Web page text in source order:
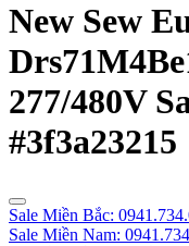
New Sew
277/480V
#3f3a23215
Sale Miền Bắc:
Sale Miền Nam: